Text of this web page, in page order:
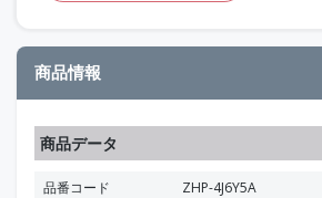
商品情報
商品データ
品番コード
ZHP-4J6Y5A